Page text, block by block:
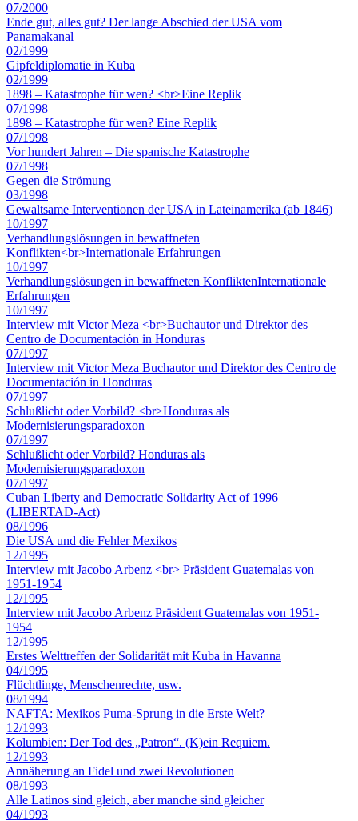
07/2000
Ende gut, alles gut? Der lange Abschied der USA vom
Panamakanal
02/1999
Gipfeldiplomatie in Kuba
02/1999
1898 – Katastrophe für wen? <br>Eine Replik
07/1998
1898 – Katastrophe für wen? Eine Replik
07/1998
Vor hundert Jahren – Die spanische Katastrophe
07/1998
Gegen die Strömung
03/1998
Gewaltsame Interventionen der USA in Lateinamerika (ab 1846)
10/1997
Verhandlungslösungen in bewaffneten
Konflikten<br>Internationale Erfahrungen
10/1997
Verhandlungslösungen in bewaffneten KonfliktenInternationale
Erfahrungen
10/1997
Interview mit Victor Meza <br>Buchautor und Direktor des
Centro de Documentación in Honduras
07/1997
Interview mit Victor Meza Buchautor und Direktor des Centro de
Documentación in Honduras
07/1997
Schlußlicht oder Vorbild? <br>Honduras als
Modernisierungsparadoxon
07/1997
Schlußlicht oder Vorbild? Honduras als
Modernisierungsparadoxon
07/1997
Cuban Liberty and Democratic Solidarity Act of 1996
(LIBERTAD-Act)
08/1996
Die USA und die Fehler Mexikos
12/1995
Interview mit Jacobo Arbenz <br> Präsident Guatemalas von
1951-1954
12/1995
Interview mit Jacobo Arbenz Präsident Guatemalas von 1951-
1954
12/1995
Erstes Welttreffen der Solidarität mit Kuba in Havanna
04/1995
Flüchtlinge, Menschenrechte, usw.
08/1994
NAFTA: Mexikos Puma-Sprung in die Erste Welt?
12/1993
Kolumbien: Der Tod des „Patron“. (K)ein Requiem.
12/1993
Annäherung an Fidel und zwei Revolutionen
08/1993
Alle Latinos sind gleich, aber manche sind gleicher
04/1993